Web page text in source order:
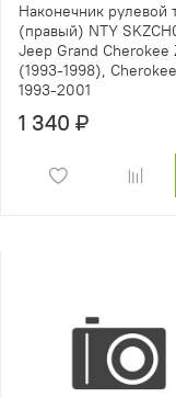
Наконечник рулевой
(правый) NTY
Jeep Grand Cherokee
(1993-1998),
1993-2001
1 340 ₽